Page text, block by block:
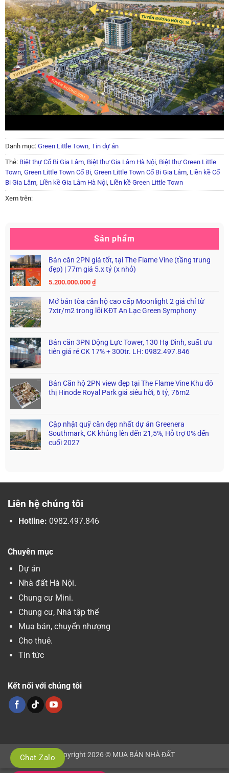
Danh mục: Green Little Town, Tin dự án
Thẻ: Biệt thự Cổ Bi Gia Lâm, Biệt thự Gia Lâm Hà Nội, Biệt thự Green Little
Town, Green Little Town Cổ Bi, Green Little Town Cổ Bi Gia Lâm, Liền kề Cổ
Bi Gia Lâm, Liền kề Gia Lâm Hà Nội, Liền kề Green Little Town
Xem trên:
Sản phẩm
Bán căn 2PN giá tốt, tại The Flame Vine (tầng trung
đẹp) | 77m giá 5.x tỷ (x nhỏ)
5.200.000.000 ₫
Mở bán tòa căn hộ cao cấp Moonlight 2 giá chỉ từ
7xtr/m2 trong lõi KĐT An Lạc Green Symphony
Bán căn 3PN Động Lực Tower, 130 Hạ Đình, suất ưu
tiên giá rẻ CK 17% + 300tr. LH: 0982.497.846
Bán Căn hộ 2PN view đẹp tại The Flame Vine Khu đô
thị Hinode Royal Park giá siêu hời, 6 tỷ, 76m2
Cập nhật quỹ căn đẹp nhất dự án Greenera
Southmark, CK khủng lên đến 21,5%, Hỗ trợ 0% đến
cuối 2027
Liên hệ chúng tôi
Hotline: 0982.497.846
Chuyên mục
Dự án
Nhà đất Hà Nội.
Chung cư Mini.
Chung cư, Nhà tập thể
Mua bán, chuyển nhượng
Cho thuê.
Tin tức
Kết nối với chúng tôi
Copyright 2026 © MUA BÁN NHÀ ĐẤT
Chat Zalo